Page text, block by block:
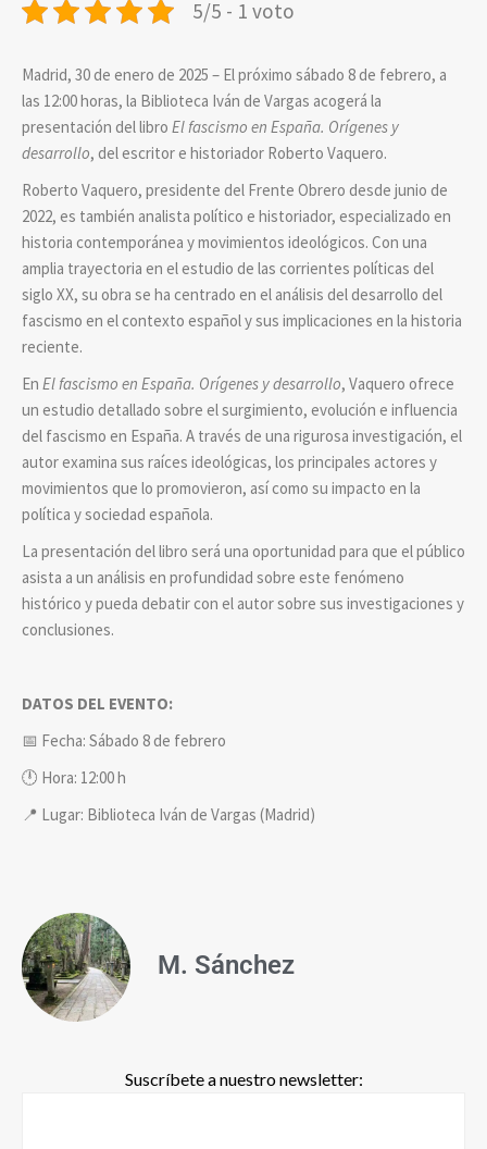
5/5 - 1 voto
Madrid, 30 de enero de 2025 – El próximo sábado 8 de febrero, a
las 12:00 horas, la Biblioteca Iván de Vargas acogerá la
presentación del libro El fascismo en España. Orígenes y
desarrollo, del escritor e historiador Roberto Vaquero.
Roberto Vaquero, presidente del Frente Obrero desde junio de
2022, es también analista político e historiador, especializado en
historia contemporánea y movimientos ideológicos. Con una
amplia trayectoria en el estudio de las corrientes políticas del
siglo XX, su obra se ha centrado en el análisis del desarrollo del
fascismo en el contexto español y sus implicaciones en la historia
reciente.
En El fascismo en España. Orígenes y desarrollo, Vaquero ofrece
un estudio detallado sobre el surgimiento, evolución e influencia
del fascismo en España. A través de una rigurosa investigación, el
autor examina sus raíces ideológicas, los principales actores y
movimientos que lo promovieron, así como su impacto en la
política y sociedad española.
La presentación del libro será una oportunidad para que el público
asista a un análisis en profundidad sobre este fenómeno
histórico y pueda debatir con el autor sobre sus investigaciones y
conclusiones.
DATOS DEL EVENTO:
📅 Fecha: Sábado 8 de febrero
🕛 Hora: 12:00 h
📍 Lugar: Biblioteca Iván de Vargas (Madrid)
M. Sánchez
Suscríbete a nuestro newsletter: